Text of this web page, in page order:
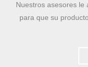
Nuestros asesores le
para que su